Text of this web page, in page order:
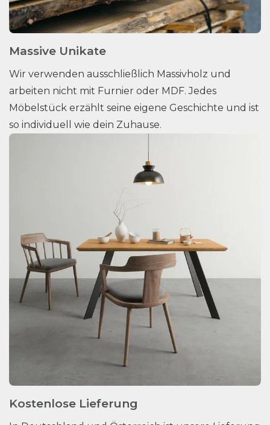
Massive Unikate
Wir verwenden ausschließlich Massivholz und
arbeiten nicht mit Furnier oder MDF. Jedes
Möbelstück erzählt seine eigene Geschichte und ist
so individuell wie dein Zuhause.
Kostenlose Lieferung